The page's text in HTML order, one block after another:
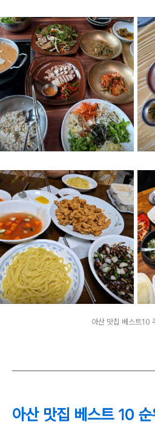
아산 맛집 베스트10
아산 맛집 베스트 10 순